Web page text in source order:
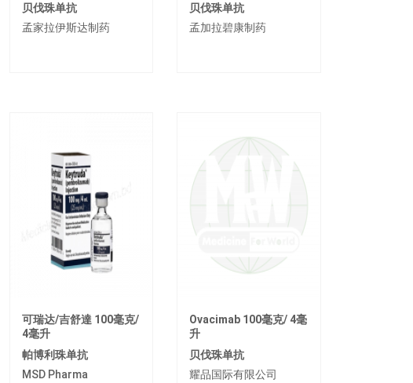
贝伐珠单抗
孟家拉伊斯达制药
贝伐珠单抗
孟加拉碧康制药
可瑞达/吉舒達 100毫克/
4毫升
帕博利珠单抗
MSD Pharma
Ovacimab 100毫克/ 4毫
升
贝伐珠单抗
耀品国际有限公司